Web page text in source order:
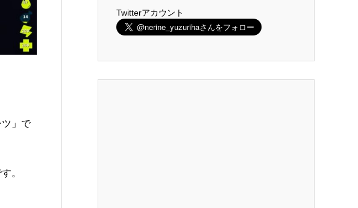
」で
。
Twitterアカウント